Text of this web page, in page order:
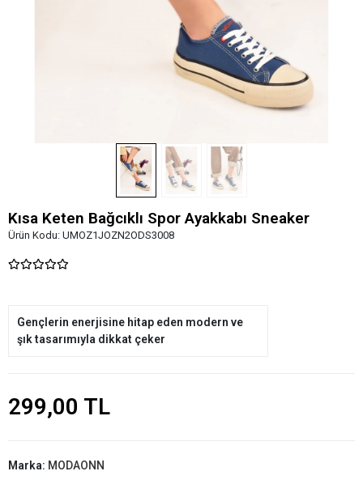
Kısa Keten Bağcıklı Spor Ayakkabı Sneaker
Ürün Kodu: UMOZ1JOZN2ODS3008
Gençlerin enerjisine hitap eden modern ve
şık tasarımıyla dikkat çeker
299,00 TL
Marka: MODAONN